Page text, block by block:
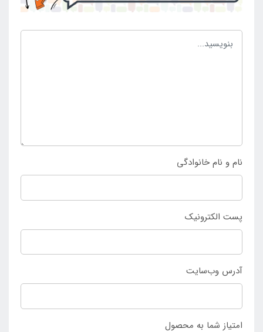
شود تا در زمانی دیگر مجدد راه اندازی شود. دریچه ای
بابت اتصال به پمپ باد وجود دارد که سبب شده است راه
اندازی محصول با پمپ باد مد نظر به راحتی و در کم ترین
ایرانمراجعه کرده و محصول را سفارش دهید.
نام و نام خانوادگی
پست الکترونیک
آدرس وب‌سایت
امتیاز شما به محصول